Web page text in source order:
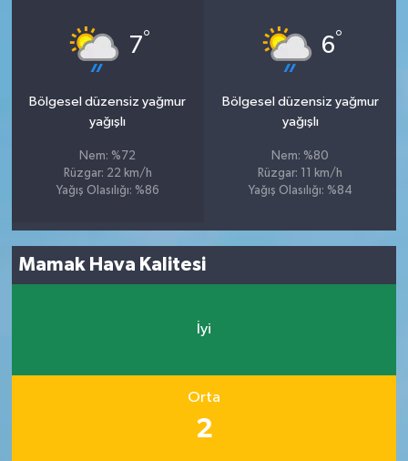
7°
Bölgesel düzensiz yağmur
yağışlı
Nem: %72
Rüzgar: 22 km/h
Yağış Olasılığı: %86
6°
Bölgesel düzensiz yağmur
yağışlı
Nem: %80
Rüzgar: 11 km/h
Yağış Olasılığı: %84
Mamak Hava Kalitesi
İyi
Orta
2